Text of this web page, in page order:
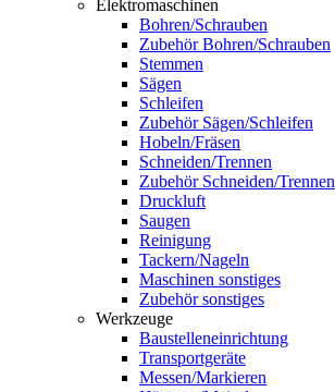
Elektromaschinen
Bohren/Schrauben
Zubehör Bohren/Schrauben
Stemmen
Sägen
Schleifen
Zubehör Sägen/Schleifen
Hobeln/Fräsen
Schneiden/Trennen
Zubehör Schneiden/Trennen
Druckluft
Saugen
Reinigung
Tackern/Nageln
Maschinen sonstiges
Zubehör sonstiges
Werkzeuge
Baustelleneinrichtung
Transportgeräte
Messen/Markieren